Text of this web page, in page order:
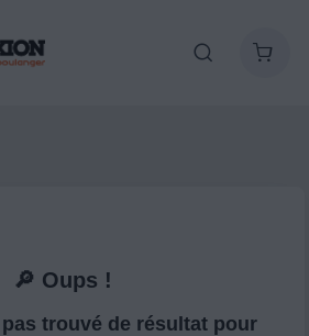
🔎 Oups !
trouvé de résultat pour